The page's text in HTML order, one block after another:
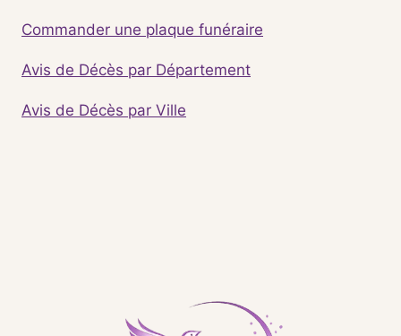
Commander une plaque funéraire
Avis de Décès par Département
Avis de Décès par Ville